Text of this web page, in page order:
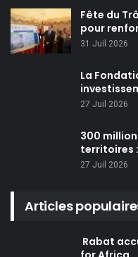
Fête du
pour
31 Juil 2026
La
27 Juil 2026
300
territoires
27 Juil 2026
Articles
Rabat